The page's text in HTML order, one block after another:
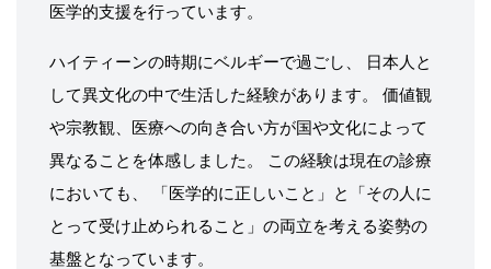
医学的支援を行っています。
ハイティーンの時期にベルギーで過ごし、 日本人と
して異文化の中で生活した経験があります。 価値観
や宗教観、医療への向き合い方が国や文化によって
異なることを体感しました。 この経験は現在の診療
においても、 「医学的に正しいこと」と「その人に
とって受け止められること」の両立を考える姿勢の
基盤となっています。